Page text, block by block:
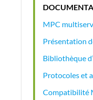
MPC
Présentation
Bibliothèque
Protocoles et
Compatibilité